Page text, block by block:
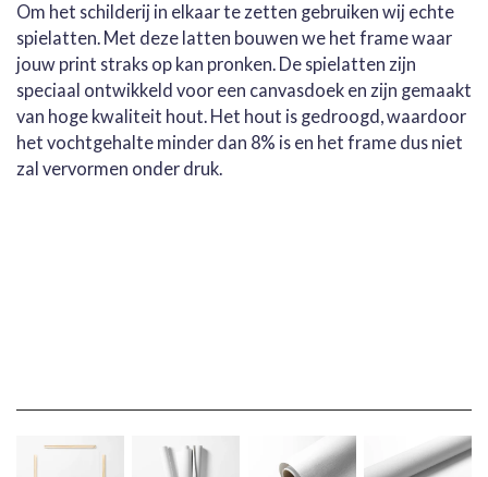
Om het schilderij in elkaar te zetten gebruiken wij echte
spielatten. Met deze latten bouwen we het frame waar
jouw print straks op kan pronken. De spielatten zijn
speciaal ontwikkeld voor een canvasdoek en zijn gemaakt
van hoge kwaliteit hout. Het hout is gedroogd, waardoor
het vochtgehalte minder dan 8% is en het frame dus niet
zal vervormen onder druk.